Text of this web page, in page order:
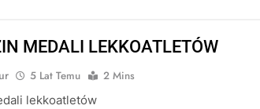
MEDALI LEKKOATLETÓW
5 Lat Temu
2 Mins
lekkoatletów